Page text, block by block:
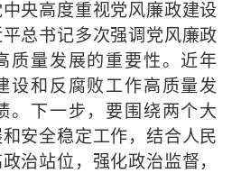
高度重视党风廉政建设
总书记多次强调党风廉政
质量发展的重要性。近年
设和反腐败工作高质量发
。下一步，要围绕两个大
安全稳定工作，结合人民
治站位，强化政治监督，